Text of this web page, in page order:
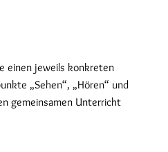
einen jeweils konkreten
„Sehen“, „Hören“ und
gemeinsamen Unterricht